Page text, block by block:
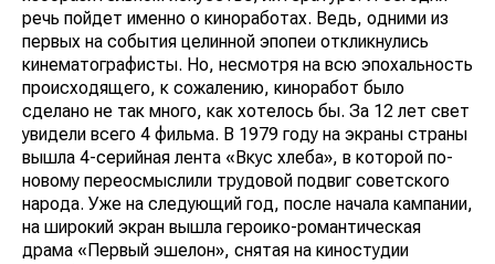
речь пойдет именно о киноработах. Ведь, одними из
первых на события целинной эпопеи откликнулись
кинематографисты. Но, несмотря на всю эпохальность
происходящего, к сожалению, киноработ было
сделано не так много, как хотелось бы. За 12 лет свет
увидели всего 4 фильма. В 1979 году на экраны страны
вышла 4-серийная лента «Вкус хлеба», в которой по-
новому переосмыслили трудовой подвиг советского
народа. Уже на следующий год, после начала кампании,
на широкий экран вышла героико-романтическая
драма «Первый эшелон», снятая на киностудии